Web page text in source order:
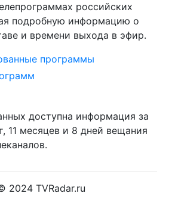
российских
подробную информацию о
и времени выхода в эфир.
программы
доступна информация за
11 месяцев и 8 дней вещания
2024 TVRadar.ru